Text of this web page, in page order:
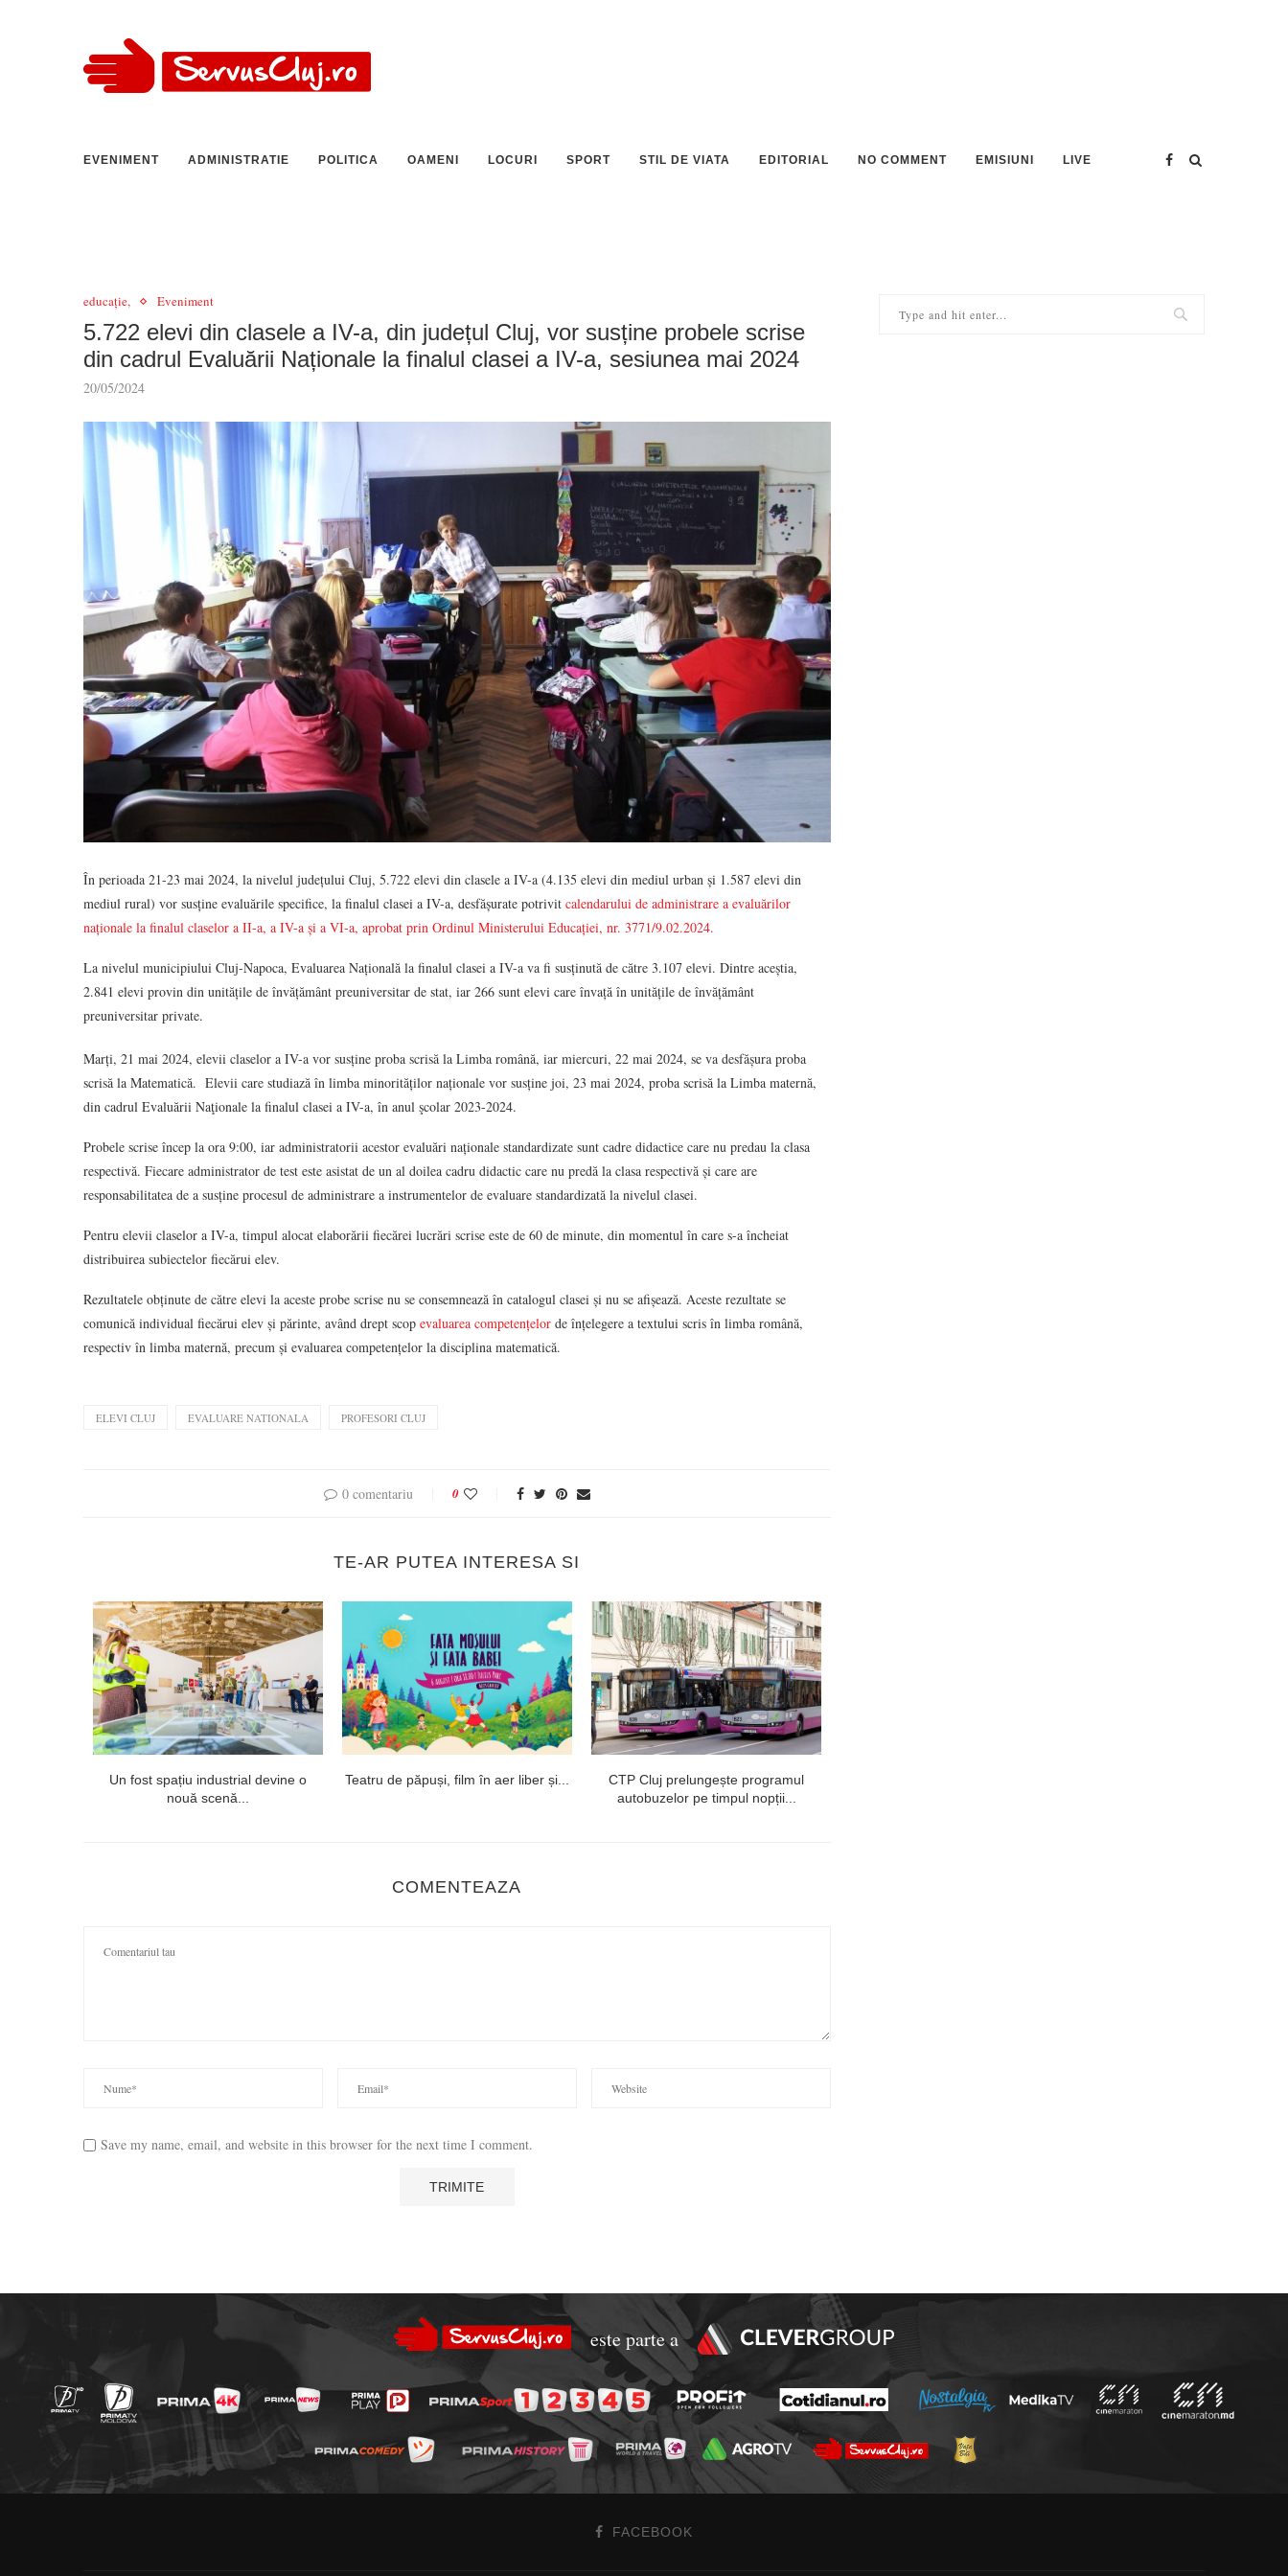
EVENIMENT ADMINISTRATIE POLITICA OAMENI LOCURI SPORT STIL DE VIATA EDITORIAL NO COMMENT EMISIUNI LIVE
educație, Eveniment
5.722 elevi din clasele a IV-a, din județul Cluj, vor susține probele scrise
din cadrul Evaluării Naționale la finalul clasei a IV-a, sesiunea mai 2024
20/05/2024
În perioada 21-23 mai 2024, la nivelul județului Cluj, 5.722 elevi din clasele a IV-a (4.135 elevi din mediul urban și 1.587 elevi din
mediul rural) vor susține evaluările specifice, la finalul clasei a IV-a, desfășurate potrivit calendarului de administrare a evaluărilor
naționale la finalul claselor a II-a, a IV-a și a VI-a, aprobat prin Ordinul Ministerului Educației, nr. 3771/9.02.2024.
La nivelul municipiului Cluj-Napoca, Evaluarea Națională la finalul clasei a IV-a va fi susținută de către 3.107 elevi. Dintre aceștia,
2.841 elevi provin din unitățile de învățământ preuniversitar de stat, iar 266 sunt elevi care învață în unitățile de învățământ
preuniversitar private.
Marți, 21 mai 2024, elevii claselor a IV-a vor susține proba scrisă la Limba română, iar miercuri, 22 mai 2024, se va desfășura proba
scrisă la Matematică. Elevii care studiază în limba minorităților naționale vor susține joi, 23 mai 2024, proba scrisă la Limba maternă,
din cadrul Evaluării Naţionale la finalul clasei a IV-a, în anul şcolar 2023-2024.
Probele scrise încep la ora 9:00, iar administratorii acestor evaluări naționale standardizate sunt cadre didactice care nu predau la clasa
respectivă. Fiecare administrator de test este asistat de un al doilea cadru didactic care nu predă la clasa respectivă și care are
responsabilitatea de a susține procesul de administrare a instrumentelor de evaluare standardizată la nivelul clasei.
Pentru elevii claselor a IV-a, timpul alocat elaborării fiecărei lucrări scrise este de 60 de minute, din momentul în care s-a încheiat
distribuirea subiectelor fiecărui elev.
Rezultatele obținute de către elevi la aceste probe scrise nu se consemnează în catalogul clasei și nu se afișează. Aceste rezultate se
comunică individual fiecărui elev și părinte, având drept scop evaluarea competențelor de înțelegere a textului scris în limba română,
respectiv în limba maternă, precum și evaluarea competențelor la disciplina matematică.
ELEVI CLUJ EVALUARE NATIONALA PROFESORI CLUJ
0 comentariu 0
TE-AR PUTEA INTERESA SI
Un fost spațiu industrial devine o
nouă scenă...
Teatru de păpuși, film în aer liber și...
CTP Cluj prelungește programul
autobuzelor pe timpul nopții...
COMENTEAZA
Save my name, email, and website in this browser for the next time I comment.
este parte a
FACEBOOK